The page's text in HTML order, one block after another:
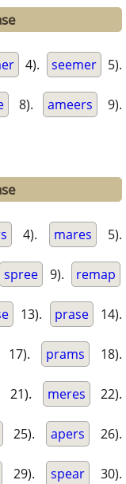
4). seemer 5).
8). ameers 9).
4). mares 5).
spree 9). remap
13). prase 14).
17). prams 18).
21). meres 22).
25). apers 26).
29). spear 30).